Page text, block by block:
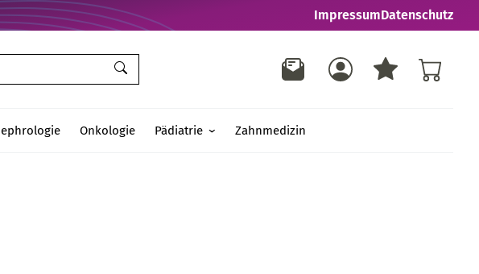
ImpressumDatenschutz
Onkologie Pädiatrie Zahnmedizin